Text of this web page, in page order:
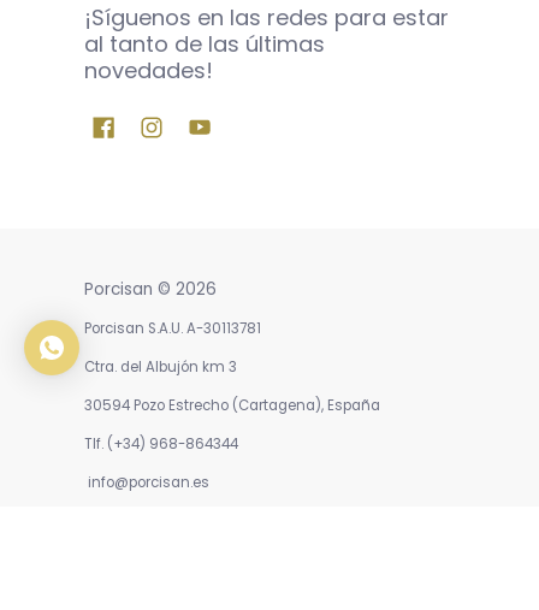
¡Síguenos en las redes para estar
al tanto de las últimas
novedades!
Porcisan © 2026
Porcisan S.A.U. A-30113781
Ctra. del Albujón km 3
30594 Pozo Estrecho (Cartagena), España
Tlf. (+34) 968-864344
info@porcisan.es